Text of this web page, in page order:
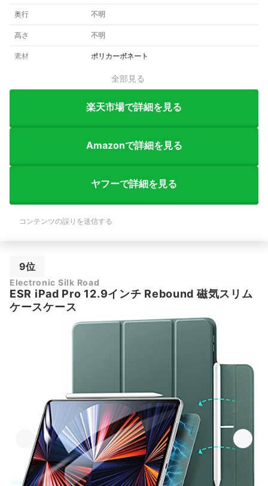
奥行 不明
高さ 不明
素材 ポリカーボネート
全部見る
楽天市場で詳細を見る
Amazonで詳細を見る
ヤフーで詳細を見る
コンテンツの誤りを送信する
9位
Electronic Silk Road
ESR iPad Pro 12.9インチ Rebound 磁気スリム
ケースケース